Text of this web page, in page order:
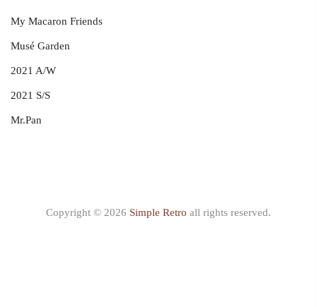
My Macaron Friends
Musé Garden
2021 A/W
2021 S/S
Mr.Pan
Copyright © 2026 Simple Retro all rights reserved.